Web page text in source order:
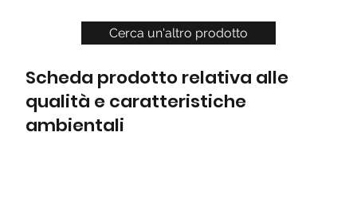
Cerca un'altro prodotto
Scheda prodotto relativa alle
qualità e caratteristiche
ambientali